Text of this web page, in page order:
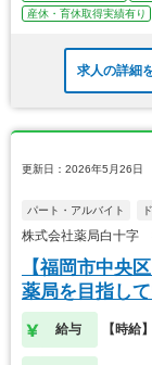
産休・育休取得実績有り
求人の詳細
更新日：2026年5月26日
パート・アルバイト
株式会社薬局白十字
【福岡市中央
薬局を目指して
給与 【時給